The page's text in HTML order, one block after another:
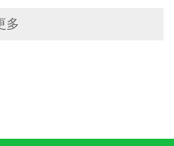
多